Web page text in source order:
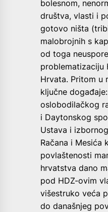
bolesnom,
društva, vlasti i
gotovo ništa
malobrojnih s
od toga
problematizaciju
Hrvata. Pritom u
ključne
oslobodilačkog
i Daytonskog
Ustava i
Račana i Mesića
povlaštenosti
hrvatstva dano
pod HDZ-ovim
višestruko veća
do današnjeg